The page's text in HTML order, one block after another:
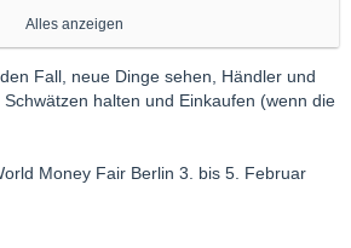
für Händler in Sachen Edelmetalle,
diese "Fachmesse für
Glanz und Pomp zu sehen- bringen?
für Edelmetalle?
groß, müsste also etwas dran sein ..
Broschüre zu der Messe erschließt
Alles anzeigen
Fall, neue Dinge sehen, Händler und
halten und Einkaufen (wenn die
Money Fair Berlin 3. bis 5. Februar